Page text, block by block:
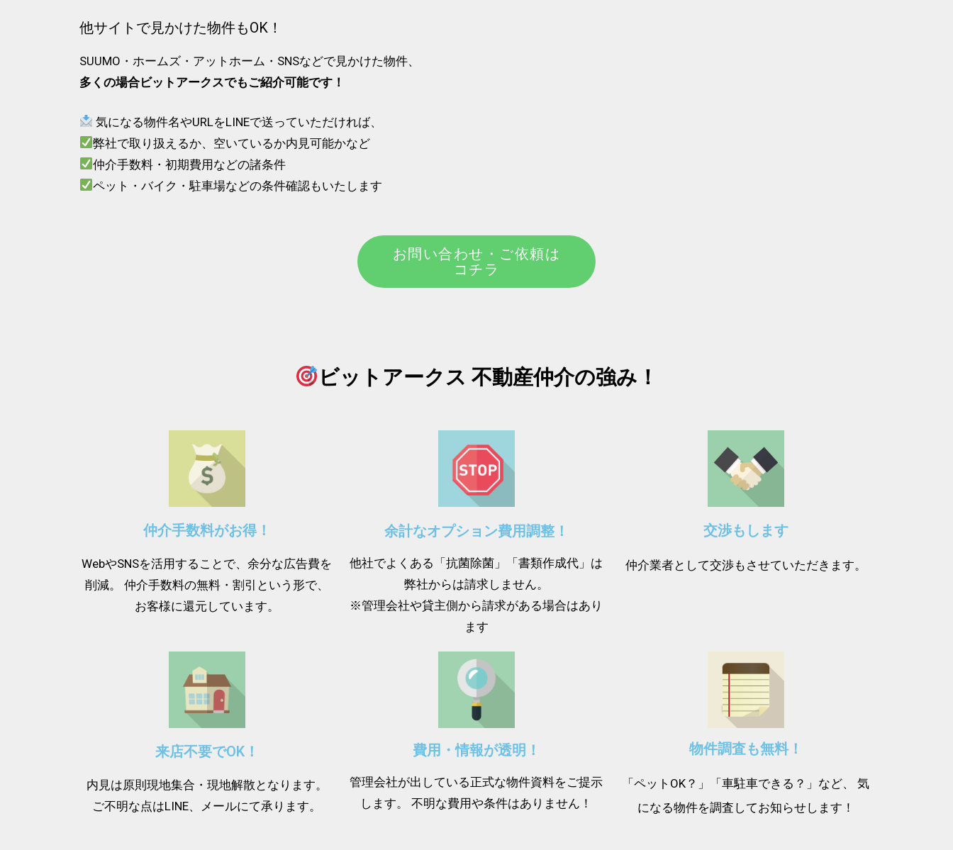
他サイトで見かけた物件もOK！
SUUMO・ホームズ・アットホーム・SNSなどで見かけた物件、
多くの場合ビットアークスでもご紹介可能です！
気になる物件名やURLをLINEで送っていただければ、
弊社で取り扱えるか、空いているか内見可能かなど
仲介手数料・初期費用などの諸条件
ペット・バイク・駐車場などの条件確認もいたします
お問い合わせ・ご依頼は
コチラ
ビットアークス 不動産仲介の強み！
仲介手数料がお得！
WebやSNSを活用することで、余分な広告費を
削減。 仲介手数料の無料・割引という形で、
お客様に還元しています。
余計なオプション費用調整！
他社でよくある「抗菌除菌」「書類作成代」は
弊社からは請求しません。
※管理会社や貸主側から請求がある場合はあり
ます
交渉もします
仲介業者として交渉もさせていただきます。
来店不要でOK！
内見は原則現地集合・現地解散となります。
ご不明な点はLINE、メールにて承ります。
費用・情報が透明！
管理会社が出している正式な物件資料をご提示
します。 不明な費用や条件はありません！
物件調査も無料！
「ペットOK？」「車駐車できる？」など、 気
になる物件を調査してお知らせします！